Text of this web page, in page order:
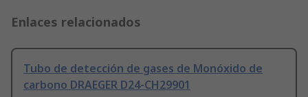
Enlaces relacionados
Tubo de detección de gases de Monóxido de
carbono DRAEGER D24-CH29901